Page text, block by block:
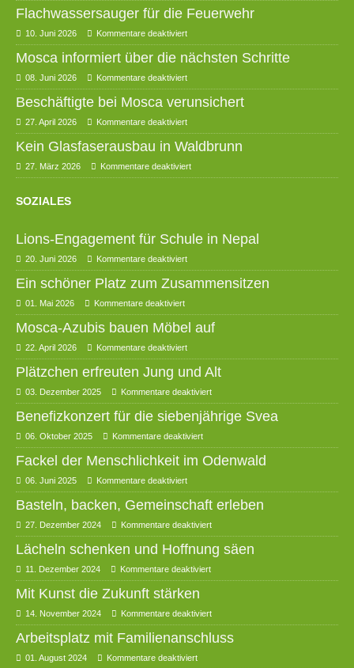
Flachwassersauger für die Feuerwehr
10. Juni 2026 Kommentare deaktiviert
Mosca informiert über die nächsten Schritte
08. Juni 2026 Kommentare deaktiviert
Beschäftigte bei Mosca verunsichert
27. April 2026 Kommentare deaktiviert
Kein Glasfaserausbau in Waldbrunn
27. März 2026 Kommentare deaktiviert
SOZIALES
Lions-Engagement für Schule in Nepal
20. Juni 2026 Kommentare deaktiviert
Ein schöner Platz zum Zusammensitzen
01. Mai 2026 Kommentare deaktiviert
Mosca-Azubis bauen Möbel auf
22. April 2026 Kommentare deaktiviert
Plätzchen erfreuten Jung und Alt
03. Dezember 2025 Kommentare deaktiviert
Benefizkonzert für die siebenjährige Svea
06. Oktober 2025 Kommentare deaktiviert
Fackel der Menschlichkeit im Odenwald
06. Juni 2025 Kommentare deaktiviert
Basteln, backen, Gemeinschaft erleben
27. Dezember 2024 Kommentare deaktiviert
Lächeln schenken und Hoffnung säen
11. Dezember 2024 Kommentare deaktiviert
Mit Kunst die Zukunft stärken
14. November 2024 Kommentare deaktiviert
Arbeitsplatz mit Familienanschluss
01. August 2024 Kommentare deaktiviert